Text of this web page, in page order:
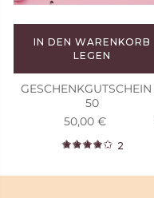
IN DEN WARENKORB
LEGEN
50
50,00 €
2